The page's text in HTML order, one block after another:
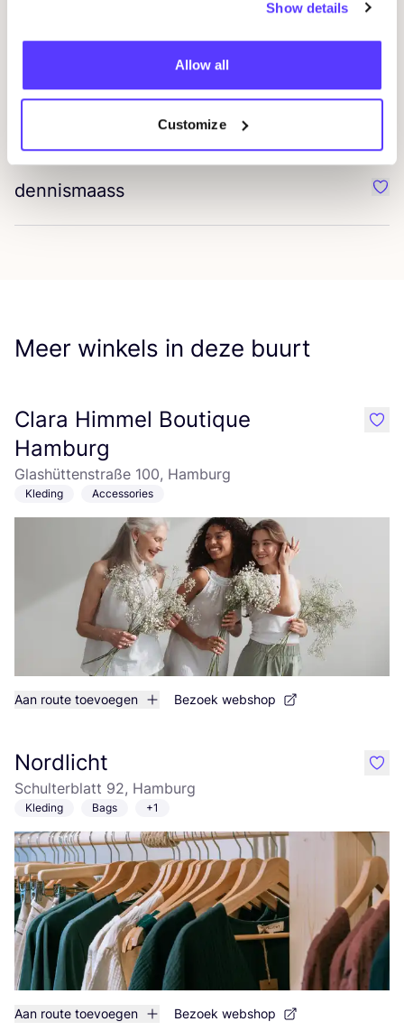
Show details
Allow all
Customize
dennismaass
Meer winkels in deze buurt
Clara Himmel Boutique
Hamburg
Glashüttenstraße 100, Hamburg
Kleding Accessories
Aan route toevoegen Bezoek webshop
like
Nordlicht
Schulterblatt 92, Hamburg
Kleding Bags +1
Aan route toevoegen Bezoek webshop
like